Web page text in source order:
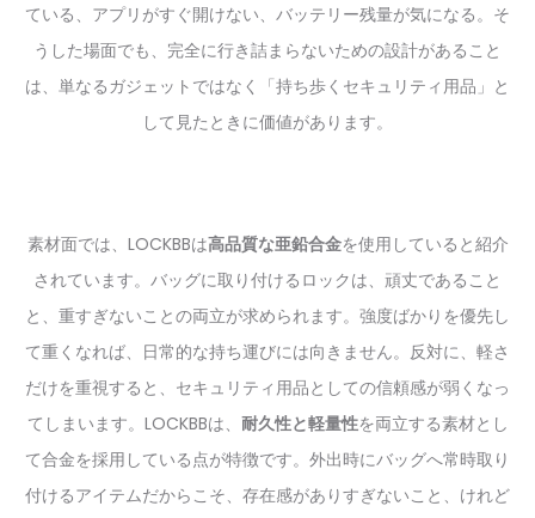
ている、アプリがすぐ開けない、バッテリー残量が気になる。そ
うした場面でも、完全に行き詰まらないための設計があること
は、単なるガジェットではなく「持ち歩くセキュリティ用品」と
して見たときに価値があります。
素材面では、LOCKBBは高品質な亜鉛合金を使用していると紹介
されています。バッグに取り付けるロックは、頑丈であること
と、重すぎないことの両立が求められます。強度ばかりを優先し
て重くなれば、日常的な持ち運びには向きません。反対に、軽さ
だけを重視すると、セキュリティ用品としての信頼感が弱くなっ
てしまいます。LOCKBBは、 耐久性と軽量性を両立する素材とし
て合金を採用している点が特徴です。外出時にバッグへ常時取り
付けるアイテムだからこそ、存在感がありすぎないこと、けれど